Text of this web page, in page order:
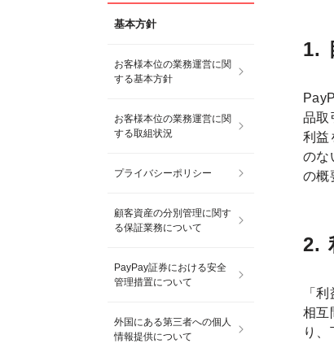
基本方針
お客様本位の業務運営に関
する基本方針
お客様本位の業務運営に関
する取組状況
プライバシーポリシー
顧客資産の分別管理に関す
る保証業務について
PayPay証券における安全
管理措置について
外国にある第三者への個人
情報提供について
1.
品取
利益
のな
の概
2.
「
相互
り